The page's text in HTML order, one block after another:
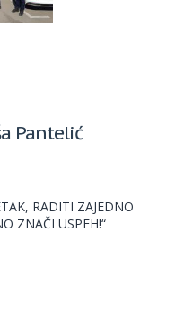
Pantelić
RADITI ZAJEDNO
ZNAČI USPEH!“